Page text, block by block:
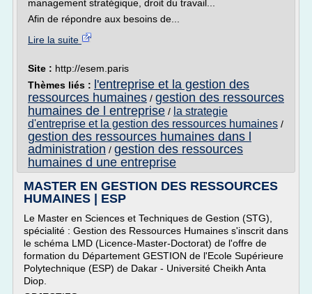
management stratégique, droit du travail...
Afin de répondre aux besoins de...
Lire la suite
Site : http://esem.paris
Thèmes liés :
l'entreprise et la gestion des
ressources humaines / gestion des ressources
humaines de l entreprise / la strategie
d'entreprise et la gestion des ressources humaines /
gestion des ressources humaines dans l
administration / gestion des ressources
humaines d une entreprise
MASTER EN GESTION DES RESSOURCES
HUMAINES | ESP
Le Master en Sciences et Techniques de Gestion (STG),
spécialité : Gestion des Ressources Humaines s'inscrit dans
le schéma LMD (Licence-Master-Doctorat) de l'offre de
formation du Département GESTION de l'Ecole Supérieure
Polytechnique (ESP) de Dakar - Université Cheikh Anta
Diop.